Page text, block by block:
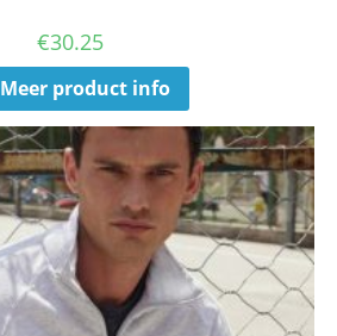
€30.25
Meer product info